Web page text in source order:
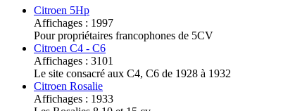
Citroen 5Hp
Affichages : 1997
Pour propriétaires francophones de 5CV
Citroen C4 - C6
Affichages : 3101
Le site consacré aux C4, C6 de 1928 à 1932
Citroen Rosalie
Affichages : 1933